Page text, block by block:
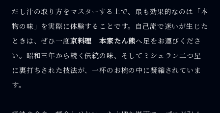
だし汁の取り方をマスターする上で、最も効果的なのは「本
物の味」を実際に体験することです。自己流で迷いが生じた
ときは、ぜひ一度京料理 本家たん熊へ足をお運びくださ
い。昭和三年から続く伝統の味、そしてミシュラン二つ星
に裏打ちされた技法が、一杯のお椀の中に凝縮されていま
す。